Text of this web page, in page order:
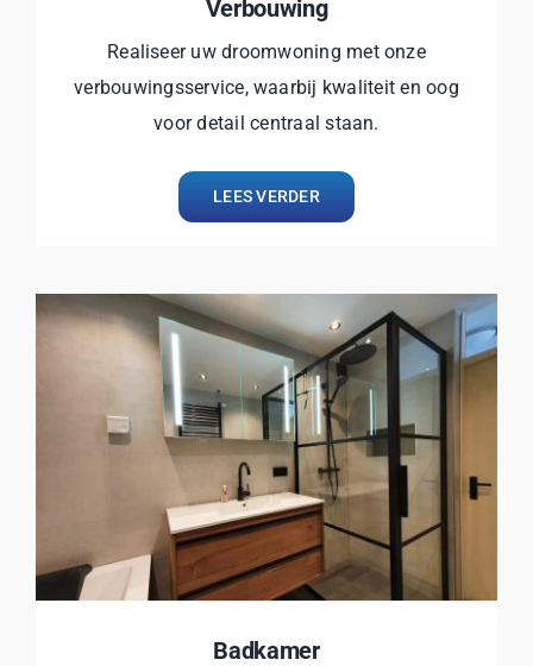
Verbouwing
Realiseer uw droomwoning met onze
verbouwingsservice, waarbij kwaliteit en oog
voor detail centraal staan.
LEES VERDER
Badkamer